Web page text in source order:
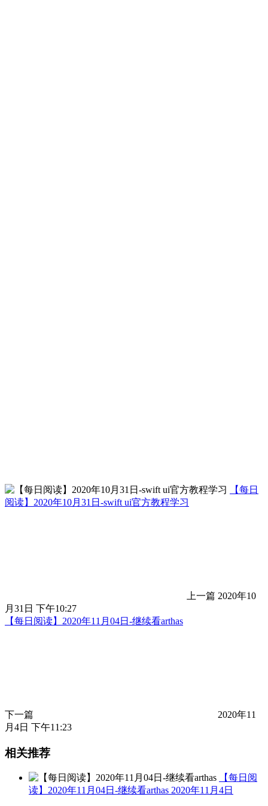
【每日
阅读】2020年10月31日-swift ui官方教程学习
上一篇 2020年10
月31日 下午10:27
【每日阅读】2020年11月04日-继续看arthas
下一篇
2020年11
月4日 下午11:23
相关推荐
【每日阅
读】2020年11月04日-继续看arthas 2020年11月4日